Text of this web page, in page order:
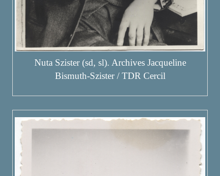
Nuta Szister (sd, sl). Archives Jacqueline
Bismuth-Szister / TDR Cercil